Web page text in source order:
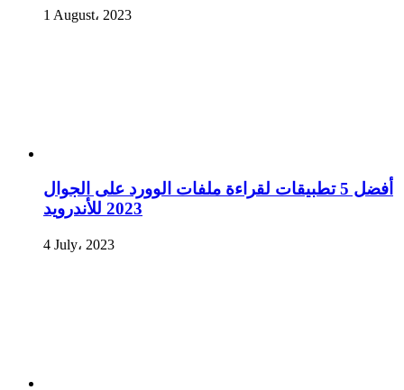
1 August، 2023
أفضل 5 تطبيقات لقراءة ملفات الوورد على الجوال
2023 للأندرويد
4 July، 2023